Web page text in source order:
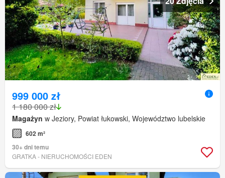
999 000 zł
1 180 000 zł
Magażyn w Jeziory, Powiat łukowski, Województwo lubelskie
602 m²
30+ dni temu
GRATKA - NIERUCHOMOŚCI EDEN